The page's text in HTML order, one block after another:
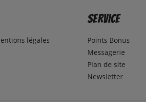
légales
Service
Points Bonus
Messagerie
Plan de site
Newsletter